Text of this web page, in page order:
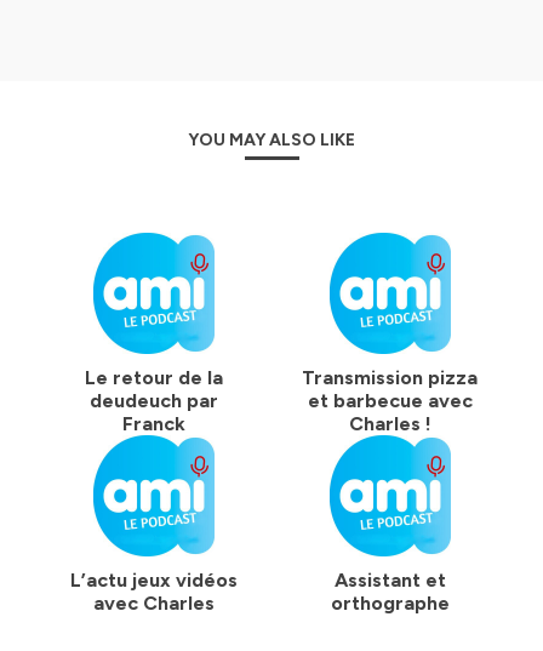
YOU MAY ALSO LIKE
Le retour de la
deudeuch par
Franck
Transmission pizza
et barbecue avec
Charles !
L’actu jeux vidéos
avec Charles
Assistant et
orthographe